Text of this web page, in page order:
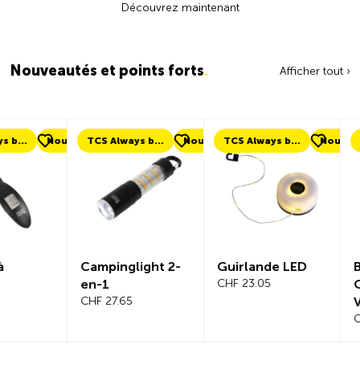
Découvrez maintenant
Nouveautés et points forts. Afficher tout ›
TCS Always by my side Nouveau
Campinglight 2-
TCS Always by my side Nouveau
Guirlande LED
Nouveau
Beeline
Vélo
CHF 101.65